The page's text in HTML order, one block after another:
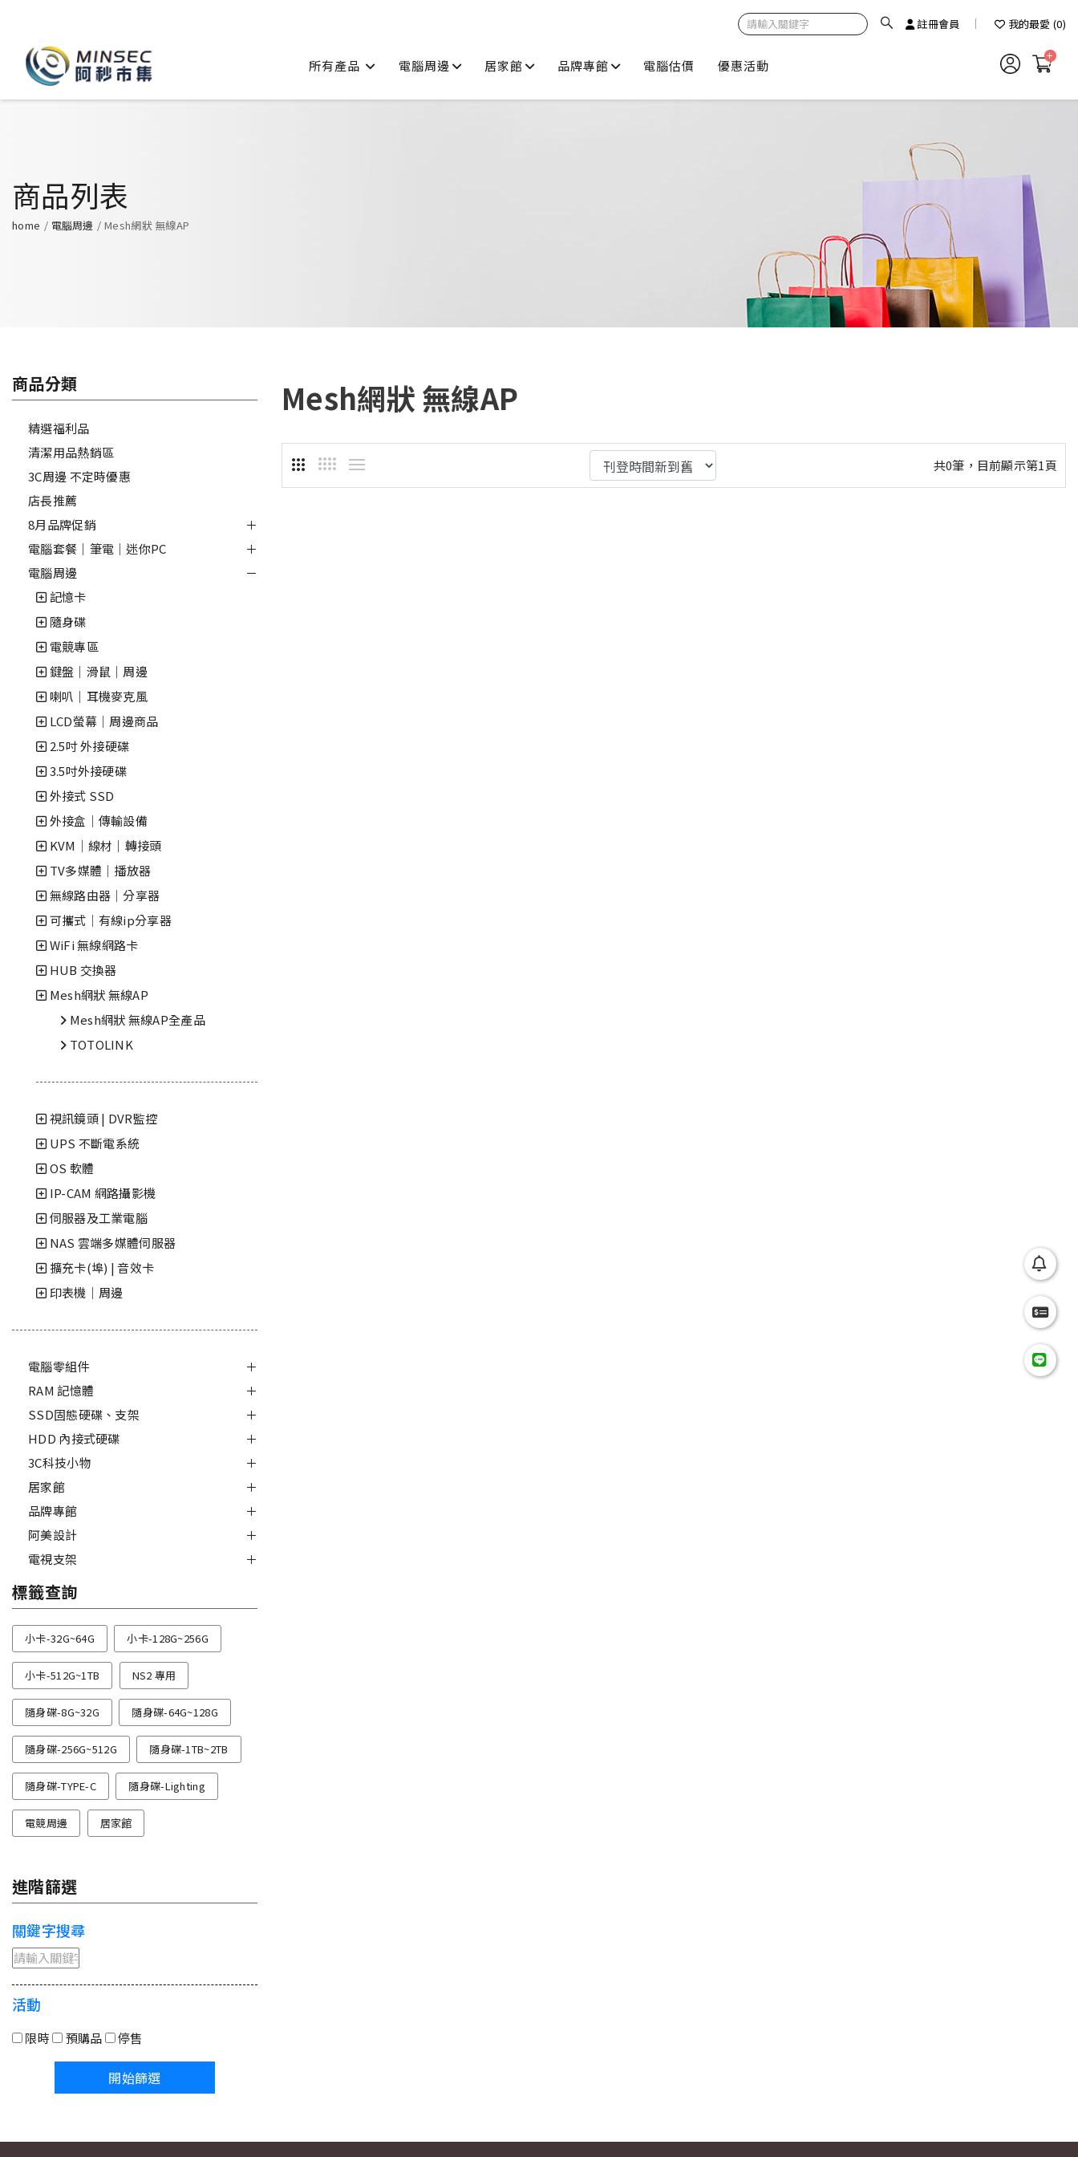
註冊會員 我的最愛 (0)
所有產品 電腦周邊 居家館 品牌專館 電腦估價 優惠活動 0
商品列表
home 電腦周邊 Mesh網狀 無線AP
商品分類
精選福利品
清潔用品熱銷區
3C周邊 不定時優惠
店長推薦
8月品牌促銷
電腦套餐｜筆電｜迷你PC
電腦周邊
記憶卡
隨身碟
電競專區
鍵盤｜滑鼠｜周邊
喇叭｜耳機麥克風
LCD螢幕│周邊商品
2.5吋 外接硬碟
3.5吋外接硬碟
外接式 SSD
外接盒｜傳輸設備
KVM｜線材｜轉接頭
TV多媒體｜播放器
無線路由器│分享器
可攜式│有線ip分享器
WiFi 無線網路卡
HUB 交換器
Mesh網狀 無線AP
Mesh網狀 無線AP全產品
TOTOLINK
視訊鏡頭 | DVR監控
UPS 不斷電系統
OS 軟體
IP-CAM 網路攝影機
伺服器及工業電腦
NAS 雲端多媒體伺服器
擴充卡(埠) | 音效卡
印表機｜周邊
電腦零組件
RAM 記憶體
SSD固態硬碟、支架
HDD 內接式硬碟
3C科技小物
居家館
品牌專館
阿美設計
電視支架
標籤查詢
小卡-32G~64G 小卡-128G~256G
小卡-512G~1TB NS2 專用
隨身碟-8G~32G 隨身碟-64G~128G
隨身碟-256G~512G 隨身碟-1TB~2TB
隨身碟-TYPE-C 隨身碟-Lighting
電競周邊 居家館
進階篩選
關鍵字搜尋
活動
限時 預購品 停售
開始篩選
Mesh網狀 無線AP
共0筆，目前顯示第1頁